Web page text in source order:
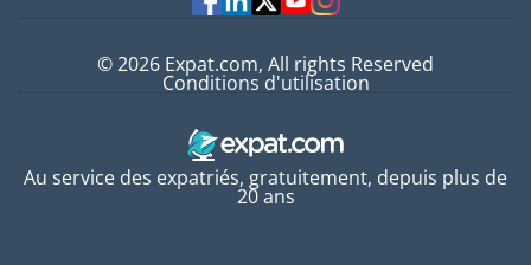
Au service des expatriés, gratuitement, depuis plus de
20 ans
© 2026 Expat.com, All rights Reserved
Conditions d'utilisation